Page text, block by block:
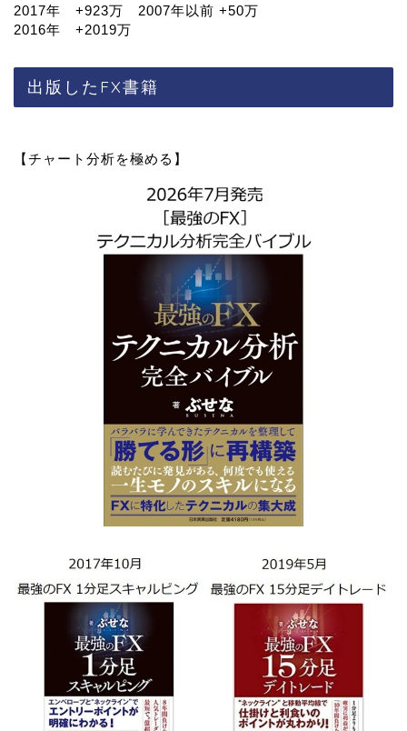
2017年 +923万 2007年以前 +50万
2016年 +2019万
出版したFX書籍
【チャート分析を極める】